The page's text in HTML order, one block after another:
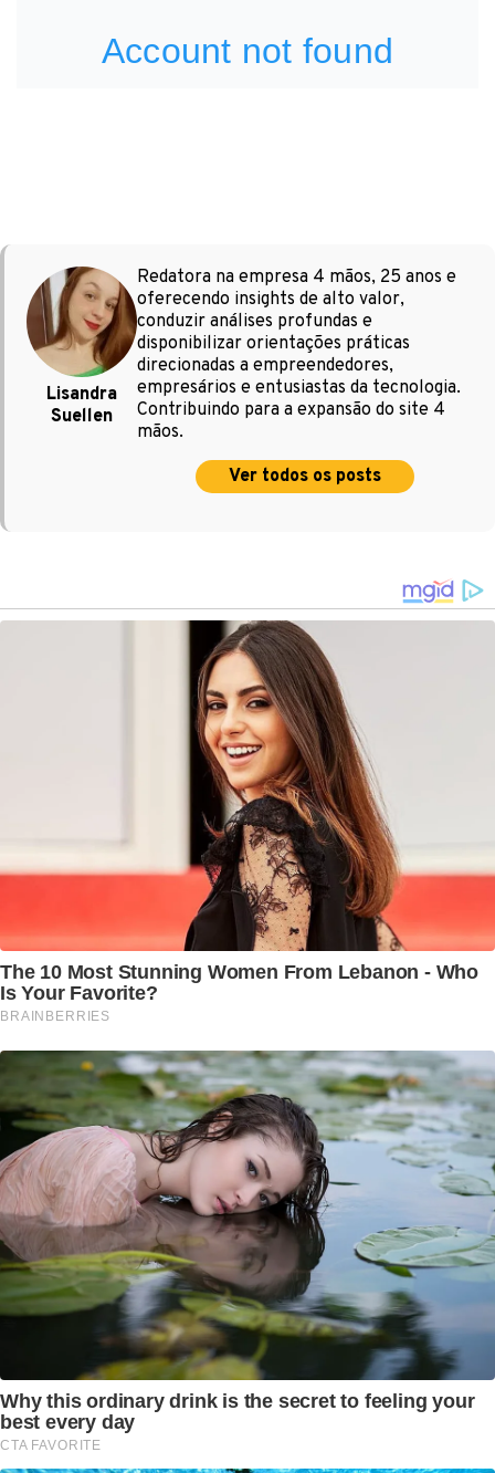
Lisandra
Suellen
Redatora na empresa 4 mãos, 25 anos e
oferecendo insights de alto valor,
conduzir análises profundas e
disponibilizar orientações práticas
direcionadas a empreendedores,
empresários e entusiastas da tecnologia.
Contribuindo para a expansão do site 4
mãos.
Ver todos os posts